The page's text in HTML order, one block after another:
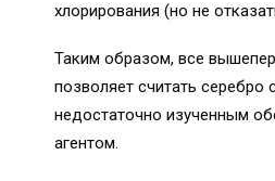
хлорирования (но не
Таким образом, все
позволяет считать серебро
недостаточно изученным
агентом.